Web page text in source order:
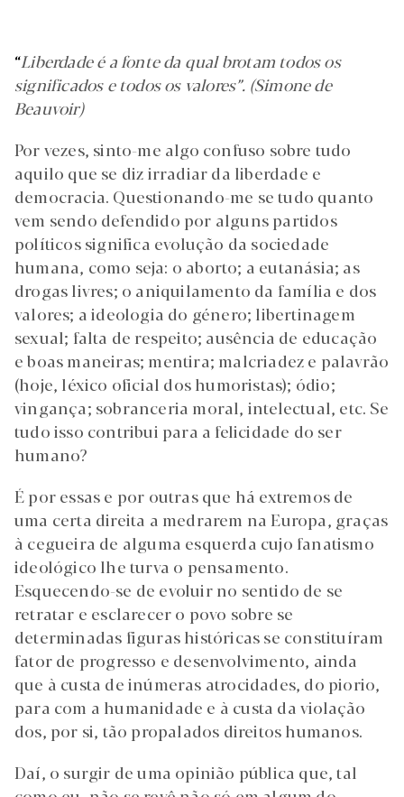
“Liberdade é a fonte da qual brotam todos os
significados e todos os valores”. (Simone de
Beauvoir)
Por vezes, sinto-me algo confuso sobre tudo
aquilo que se diz irradiar da liberdade e
democracia. Questionando-me se tudo quanto
vem sendo defendido por alguns partidos
políticos significa evolução da sociedade
humana, como seja: o aborto; a eutanásia; as
drogas livres; o aniquilamento da família e dos
valores; a ideologia do género; libertinagem
sexual; falta de respeito; ausência de educação
e boas maneiras; mentira; malcriadez e palavrão
(hoje, léxico oficial dos humoristas); ódio;
vingança; sobranceria moral, intelectual, etc. Se
tudo isso contribui para a felicidade do ser
humano?
É por essas e por outras que há extremos de
uma certa direita a medrarem na Europa, graças
à cegueira de alguma esquerda cujo fanatismo
ideológico lhe turva o pensamento.
Esquecendo-se de evoluir no sentido de se
retratar e esclarecer o povo sobre se
determinadas figuras históricas se constituíram
fator de progresso e desenvolvimento, ainda
que à custa de inúmeras atrocidades, do piorio,
para com a humanidade e à custa da violação
dos, por si, tão propalados direitos humanos.
Daí, o surgir de uma opinião pública que, tal